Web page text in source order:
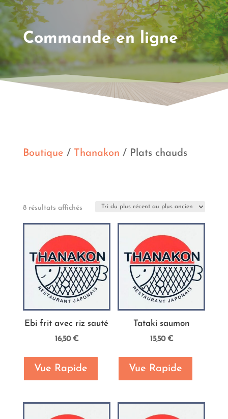
Commande en ligne
Boutique / Thanakon / Plats chauds
8 résultats affichésTrié
récent
au
plus
ancien
Ebi frit avec riz sauté
16,50€
Vue Rapide
Tataki saumon
15,50€
Vue Rapide